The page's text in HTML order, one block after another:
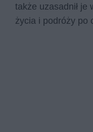
także uzasadnił je
życia i podróży po